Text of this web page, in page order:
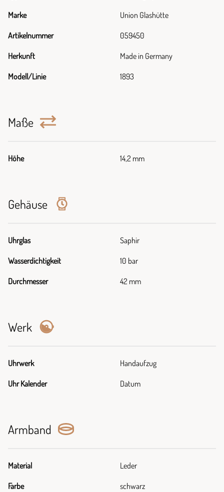
Marke Union Glashütte
Artikelnummer 059450
Herkunft Made in Germany
Modell/Linie 1893
Maße
Höhe 14,2 mm
Gehäuse
Uhrglas Saphir
Wasserdichtigkeit 10 bar
Durchmesser 42 mm
Werk
Uhrwerk Handaufzug
Uhr Kalender Datum
Armband
Material Leder
Farbe schwarz